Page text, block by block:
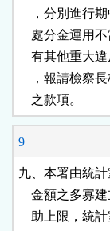
，分別進行
處分金運用
有其他重大
，報請檢察
    之款項。
9
九、本署由統
金額之多寡
助上限，統